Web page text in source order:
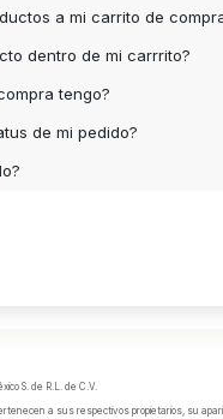
a mi carrito de
dentro de mi carrrito?
tengo?
de mi pedido?
S. de R.L. de C.V.
a sus respectivos propietarios, su